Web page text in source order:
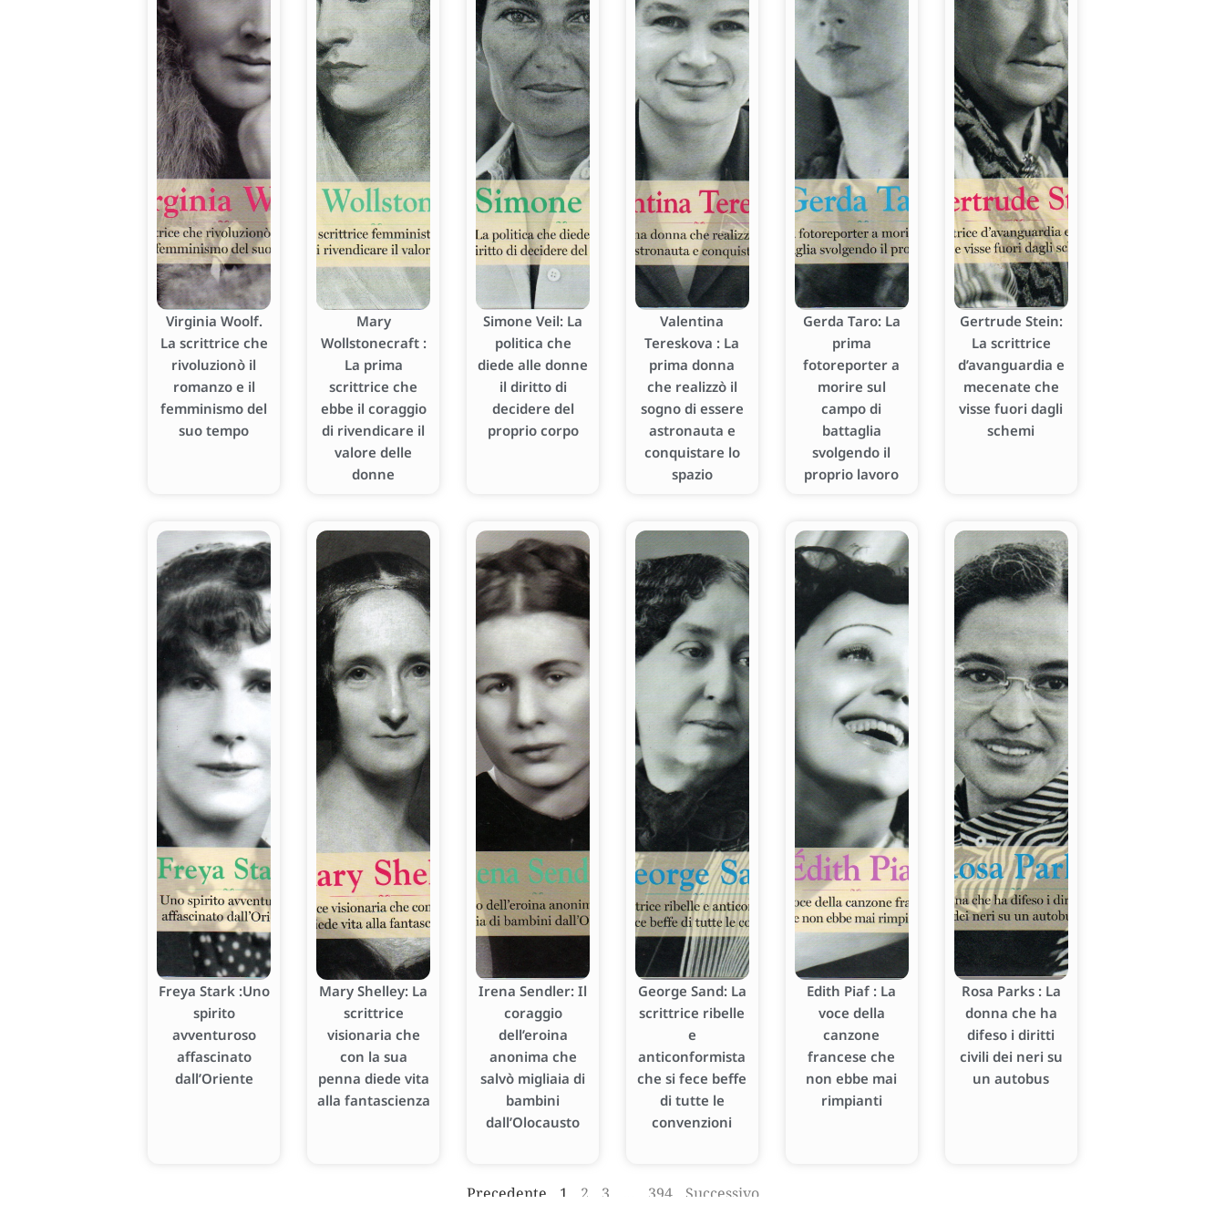
Virginia Woolf.
La scrittrice che
rivoluzionò il
romanzo e il
femminismo del
suo tempo
Mary
Wollstonecraft :
La prima
scrittrice che
ebbe il coraggio
di rivendicare il
valore delle
donne
Simone Veil: La
politica che
diede alle donne
il diritto di
decidere del
proprio corpo
Valentina
Tereskova : La
prima donna
che realizzò il
sogno di essere
astronauta e
conquistare lo
spazio
Gerda Taro: La
prima
fotoreporter a
morire sul
campo di
battaglia
svolgendo il
proprio lavoro
Gertrude Stein:
La scrittrice
d’avanguardia e
mecenate che
visse fuori dagli
schemi
Freya Stark :Uno
spirito
avventuroso
affascinato
dall’Oriente
Mary Shelley: La
scrittrice
visionaria che
con la sua
penna diede vita
alla fantascienza
Irena Sendler: Il
coraggio
dell’eroina
anonima che
salvò migliaia di
bambini
dall’Olocausto
George Sand: La
scrittrice ribelle
e
anticonformista
che si fece beffe
di tutte le
convenzioni
Edith Piaf : La
voce della
canzone
francese che
non ebbe mai
rimpianti
Rosa Parks : La
donna che ha
difeso i diritti
civili dei neri su
un autobus
Precedente 1 2 3 394 Successivo